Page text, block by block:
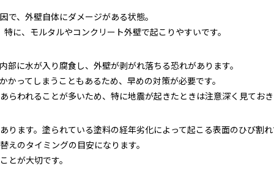
、外壁自体にダメージがある状態。
特に、モルタルやコンクリート外壁で起こりやすいです。
部に水が入り腐食し、外壁が剥がれ落ちる恐れがあります。
ってしまうこともあるため、早めの対策が必要です。
らわれることが多いため、特に地震が起きたときは注意深く見てお
ります。塗られている塗料の経年劣化によって起こる表面のひび割
のタイミングの目安になります。
とが大切です。